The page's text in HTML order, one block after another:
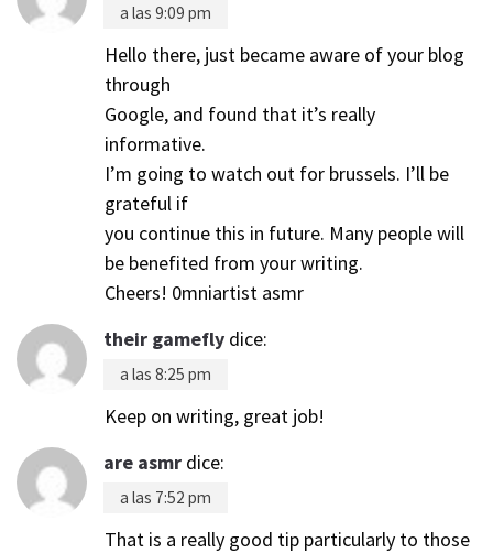
a las 9:09 pm
Hello there, just became aware of your blog
through
Google, and found that it’s really
informative.
I’m going to watch out for brussels. I’ll be
grateful if
you continue this in future. Many people will
be benefited from your writing.
Cheers! 0mniartist asmr
their gamefly dice:
a las 8:25 pm
Keep on writing, great job!
are asmr dice:
a las 7:52 pm
That is a really good tip particularly to those